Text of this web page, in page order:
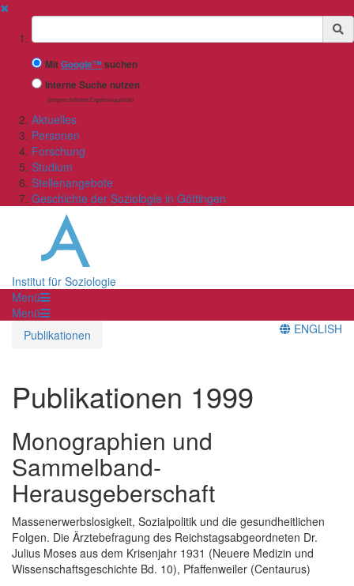
✖
Suchbegriff
MitGoogle™ suchen
Interne Suche nutzen
(eingeschränkte Ergebnisqualität)
Aktuelles
Personen
Forschung
Studium
Stellenangebote
Geschichte der Soziologie in Göttingen
Institut für Soziologie
Menü
Menü
Publikationen
ENGLISH
Publikationen 1999
Monographien und
Sammelband-
Herausgeberschaft
Massenerwerbslosigkeit, Sozialpolitik und die gesundheitlichen
Folgen. Die Ärztebefragung des Reichstagsabgeordneten Dr.
Julius Moses aus dem Krisenjahr 1931 (Neuere Medizin und
Wissenschaftsgeschichte Bd. 10), Pfaffenweiler (Centaurus)